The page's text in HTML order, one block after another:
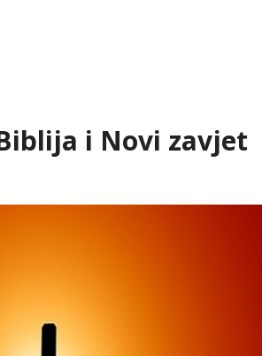
i Novi zavjet